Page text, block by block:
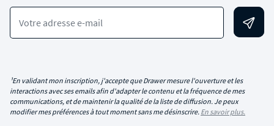
Votre adresse e-mail
¹En validant mon inscription, j'accepte que Drawer mesure l'ouverture et les
interactions avec ses emails afin d'adapter le contenu et la fréquence de mes
communications, et de maintenir la qualité de la liste de diffusion. Je peux
modifier mes préférences à tout moment sans me désinscrire. En savoir plus.